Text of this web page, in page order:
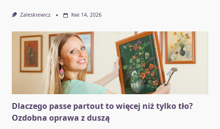
Zaleskiewicz Kwi 14, 2026
Dlaczego passe partout to więcej niż tylko tło?
Ozdobna oprawa z duszą